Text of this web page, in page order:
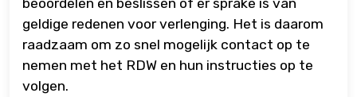
geldige redenen voor verlenging. Het is daarom
raadzaam om zo snel mogelijk contact op te
nemen met het RDW en hun instructies op te
volgen.